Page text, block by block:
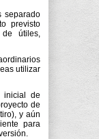
separado
previsto
de útiles,
utilizar
inicial de
de
y aún
para